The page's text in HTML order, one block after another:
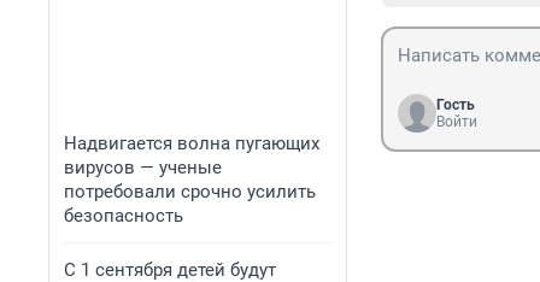
Надвигается волна пугающих
вирусов — ученые
потребовали срочно усилить
безопасность
С 1 сентября детей будут
Гость
Войти